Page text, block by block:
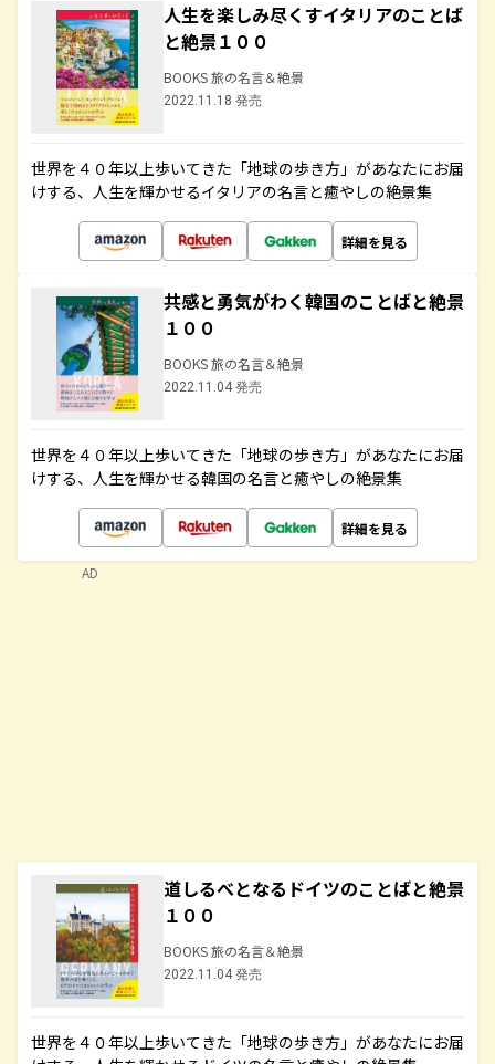
人生を楽しみ尽くすイタリアのことば
と絶景１００
BOOKS 旅の名言＆絶景
2022.11.18 発売
世界を４０年以上歩いてきた「地球の歩き方」があなたにお届
けする、人生を輝かせるイタリアの名言と癒やしの絶景集
詳細を見る
共感と勇気がわく韓国のことばと絶景
１００
BOOKS 旅の名言＆絶景
2022.11.04 発売
世界を４０年以上歩いてきた「地球の歩き方」があなたにお届
けする、人生を輝かせる韓国の名言と癒やしの絶景集
詳細を見る
道しるべとなるドイツのことばと絶景
１００
BOOKS 旅の名言＆絶景
2022.11.04 発売
世界を４０年以上歩いてきた「地球の歩き方」があなたにお届
AD